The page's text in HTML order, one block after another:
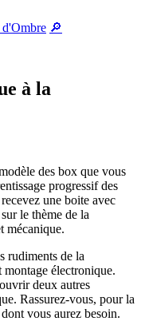
🔎
à la
des box que vous
progressif des
une boite avec
le thème de la
mécanique.
rudiments de la
électronique.
deux autres
Rassurez-vous, pour la
vous aurez besoin.